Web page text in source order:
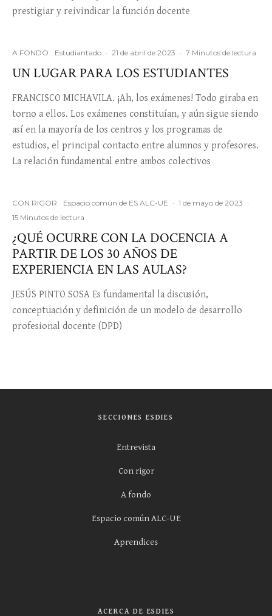
prestigiar y reivindicar la función docente
A FONDO Estudiantado · 21 de abril de 2023 · 7 Minutos de lectura
UN LUGAR PARA LOS ESTUDIANTES
FRANCISCO MICHAVILA. ¡Ah, los exámenes! Todo giraba en
torno a ellos. Los exámenes constituían, y aún sigue siendo
así en la mayoría de los centros y los programas de
estudios, el principal contacto entre alumnos y profesores.
La relación fundamental entre ambos colectivos
CON RIGOR Espacio común de ES ALC-UE · 1 de mayo de 2023 ·
15 Minutos de lectura
¿QUÉ OCURRE CON LA DOCENCIA A
PARTIR DE LOS 30 AÑOS DE
EXPERIENCIA EN LAS AULAS?
JESÚS PINTO SOSA Es fundamental la discusión,
conceptuación y definición de un modelo de desarrollo
profesional docente (DPD)
SECCIONES ESDIES
Entrevista
Con rigor
A fondo
Espacio común ALC-UE
Aprendices
ACERCA DE ESDIES